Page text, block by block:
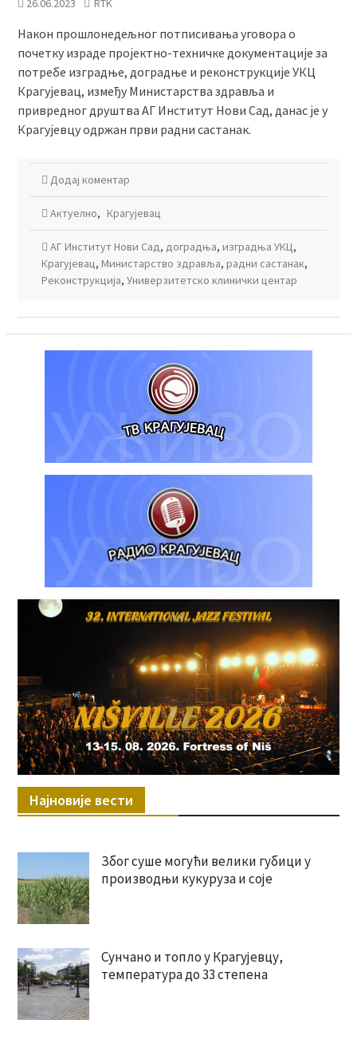
26.06.2023 RTK
Након прошлонедељног потписивања уговора о
почетку израде пројектно-техничке документације за
потребе изградње, доградње и реконструкције УКЦ
Крагујевац, између Министарства здравља и
привредног друштва АГ Институт Нови Сад, данас је у
Крагујевцу одржан први радни састанак.
Додај коментар
Актуелно, Крагујевац
АГ Институт Нови Сад, доградња, изградња УКЦ,
Крагујевац, Министарство здравља, радни састанак,
Реконструкција, Универзитетско клинички центар
Најновије вести
Због суше могући велики губици у
производњи кукуруза и соје
Сунчано и топло у Крагујевцу,
температура до 33 степена